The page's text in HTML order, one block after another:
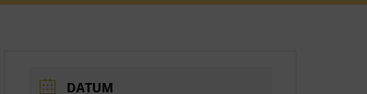
DATUM